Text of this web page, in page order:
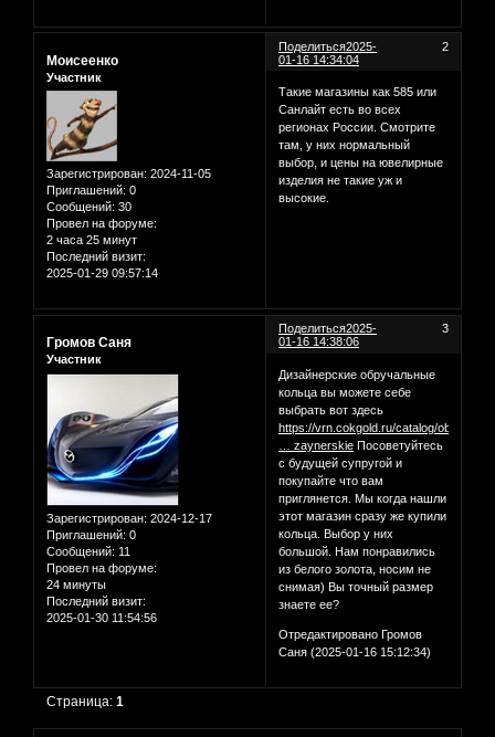
Поделиться 2
2025-
01-16 14:34:04
Моисеенко
Участник
Зарегистрирован: 2024-11-05
Приглашений: 0
Сообщений: 30
Провел на форуме:
2 часа 25 минут
Последний визит:
2025-01-29 09:57:14
Такие магазины как 585 или
Санлайт есть во всех
регионах России. Смотрите
там, у них нормальный
выбор, и цены на ювелирные
изделия не такие уж и
высокие.
Поделиться 3
2025-
01-16 14:38:06
Громов Саня
Участник
Зарегистрирован: 2024-12-17
Приглашений: 0
Сообщений: 11
Провел на форуме:
24 минуты
Последний визит:
2025-01-30 11:54:56
Дизайнерские обручальные
кольца вы можете себе
выбрать вот здесь
https://vrn.cokgold.ru/catalog/obruchal
… zaynerskie Посоветуйтесь
с будущей супругой и
покупайте что вам
приглянется. Мы когда нашли
этот магазин сразу же купили
кольца. Выбор у них
большой. Нам понравились
из белого золота, носим не
снимая) Вы точный размер
знаете ее?
Отредактировано Громов
Саня (2025-01-16 15:12:34)
Страница:1